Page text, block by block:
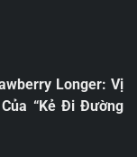
Longer: Vị
“Kẻ Đi Đường